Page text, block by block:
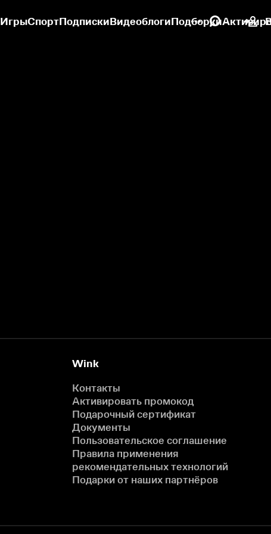
ИгрыСпортПодпискиВидеоблогиПодборки
Wink
Контакты
Активировать промокод
Подарочный сертификат
Документы
Пользовательское соглашение
Правила применения
рекомендательных технологий
Подарки от наших партнёров